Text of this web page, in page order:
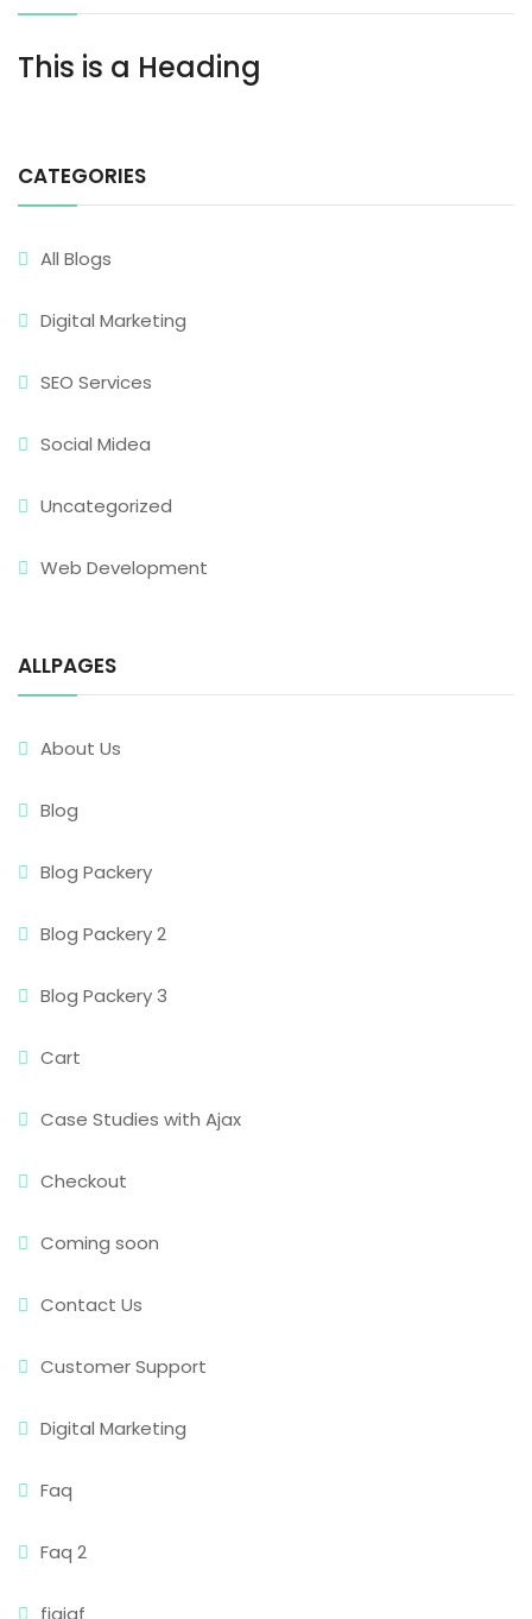
This is a Heading
CATEGORIES
All Blogs
Digital Marketing
SEO Services
Social Midea
Uncategorized
Web Development
ALLPAGES
About Us
Blog
Blog Packery
Blog Packery 2
Blog Packery 3
Cart
Case Studies with Ajax
Checkout
Coming soon
Contact Us
Customer Support
Digital Marketing
Faq
Faq 2
fjgjgf